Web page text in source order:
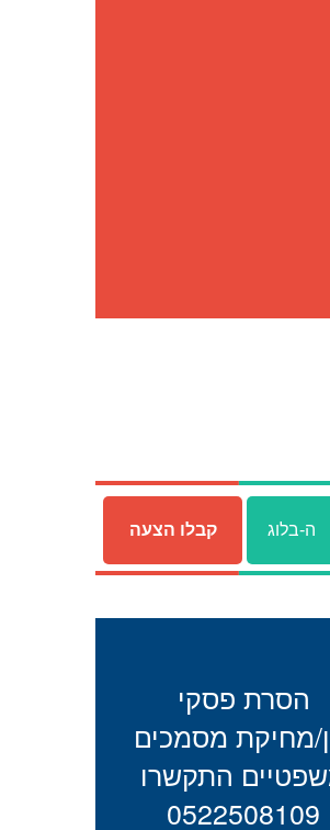
ה-בלוג קבלו הצעה
הסרת פסקי
מחיקת מסמכים
התקשרו
0522508109